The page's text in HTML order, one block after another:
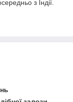
з Індії.